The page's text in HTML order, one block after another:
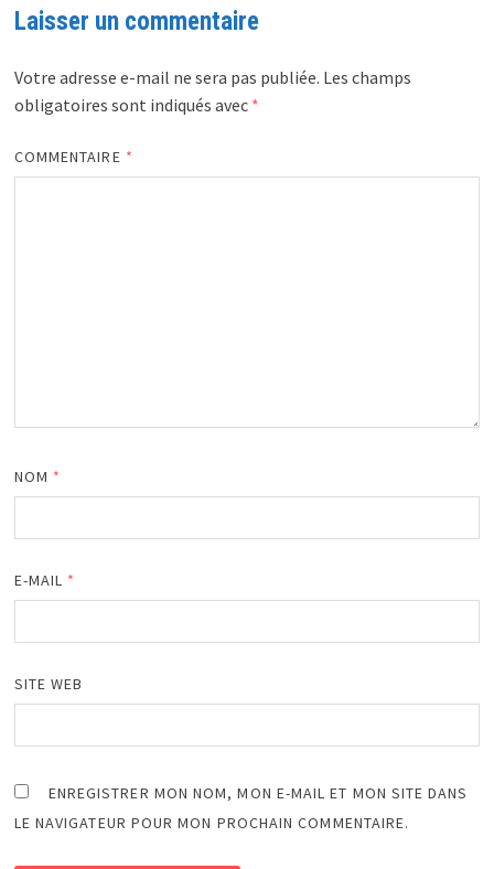
Laisser un commentaire
Votre adresse e-mail ne sera pas publiée. Les champs
obligatoires sont indiqués avec *
COMMENTAIRE *
NOM *
E-MAIL *
SITE WEB
ENREGISTRER MON NOM, MON E-MAIL ET MON SITE DANS
LE NAVIGATEUR POUR MON PROCHAIN COMMENTAIRE.